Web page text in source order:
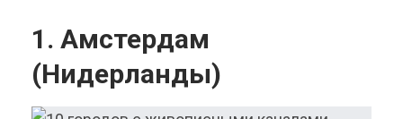
1. Амстердам
(Нидерланды)